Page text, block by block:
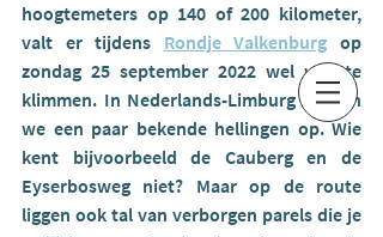
hoogtemeters op 140 of 200 kilometer,
valt er tijdens Rondje Valkenburg op
zondag 25 september 2022 wel wat te
klimmen. In Nederlands-Limburg zoeken
we een paar bekende hellingen op. Wie
kent bijvoorbeeld de Cauberg en de
Eyserbosweg niet? Maar op de route
liggen ook tal van verborgen parels die je